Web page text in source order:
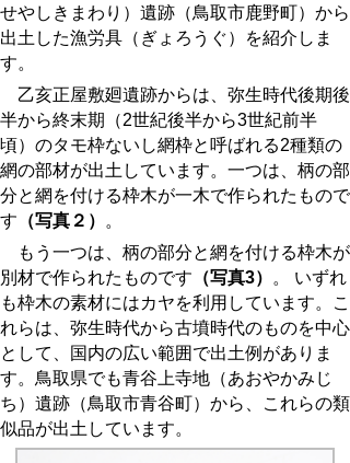
せやしきまわり）遺跡（鳥取市鹿野町）から
出土した漁労具（ぎょろうぐ）を紹介しま
す。
乙亥正屋敷廻遺跡からは、弥生時代後期後
半から終末期（2世紀後半から3世紀前半
頃）のタモ枠ないし網枠と呼ばれる2種類の
網の部材が出土しています。一つは、柄の部
分と網を付ける枠木が一木で作られたもので
す （写真２）
。
もう一つは、柄の部分と網を付ける枠木が
別材で作られたものです （写真3）
。 いずれ
も枠木の素材にはカヤを利用しています。こ
れらは、弥生時代から古墳時代のものを中心
として、国内の広い範囲で出土例がありま
す。鳥取県でも青谷上寺地（あおやかみじ
ち）遺跡（鳥取市青谷町）から、これらの類
似品が出土しています。